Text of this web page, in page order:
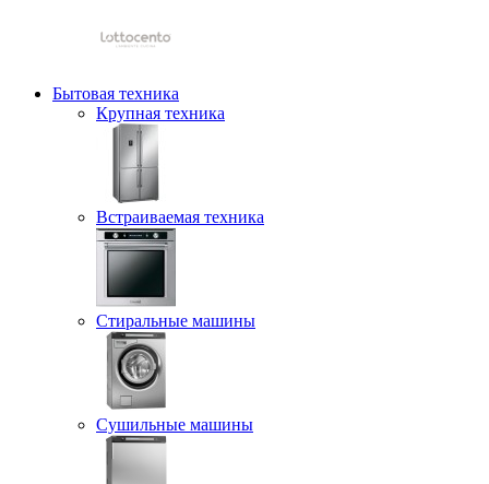
Бытовая техника
Крупная техника
Встраиваемая техника
Стиральные машины
Сушильные машины